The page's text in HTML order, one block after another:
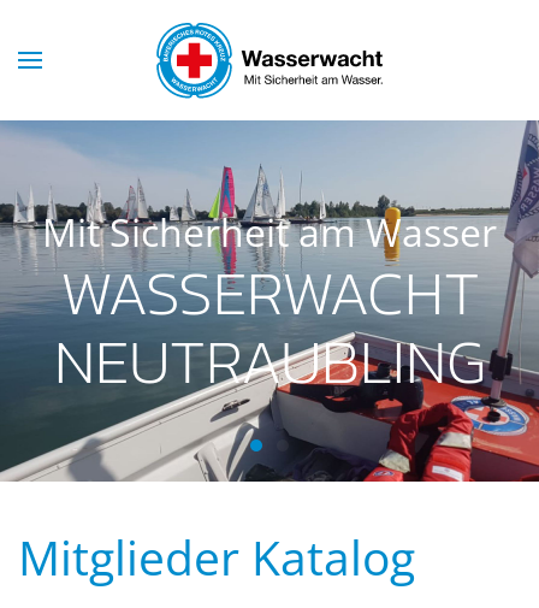
Mit Sicherheit am Wasser
WASSERWACHT
NEUTRAUBLING
Wasserwacht Neutraubling
Wasserwacht
Mitglieder Katalog